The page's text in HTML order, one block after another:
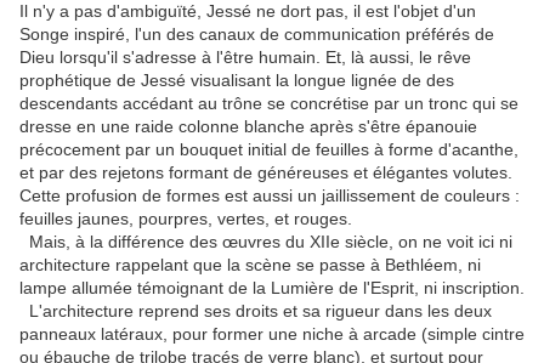
Il n'y a pas d'ambiguïté, Jessé ne dort pas, il est l'objet d'un
Songe inspiré, l'un des canaux de communication préférés de
Dieu lorsqu'il s'adresse à l'être humain. Et, là aussi, le rêve
prophétique de Jessé visualisant la longue lignée de des
descendants accédant au trône se concrétise par un tronc qui se
dresse en une raide colonne blanche après s'être épanouie
précocement par un bouquet initial de feuilles à forme d'acanthe,
et par des rejetons formant de généreuses et élégantes volutes.
Cette profusion de formes est aussi un jaillissement de couleurs :
feuilles jaunes, pourpres, vertes, et rouges.
Mais, à la différence des œuvres du XIIe siècle, on ne voit ici ni
architecture rappelant que la scène se passe à Bethléem, ni
lampe allumée témoignant de la Lumière de l'Esprit, ni inscription.
L'architecture reprend ses droits et sa rigueur dans les deux
panneaux latéraux, pour former une niche à arcade (simple cintre
ou ébauche de trilobe tracés de verre blanc), et surtout pour